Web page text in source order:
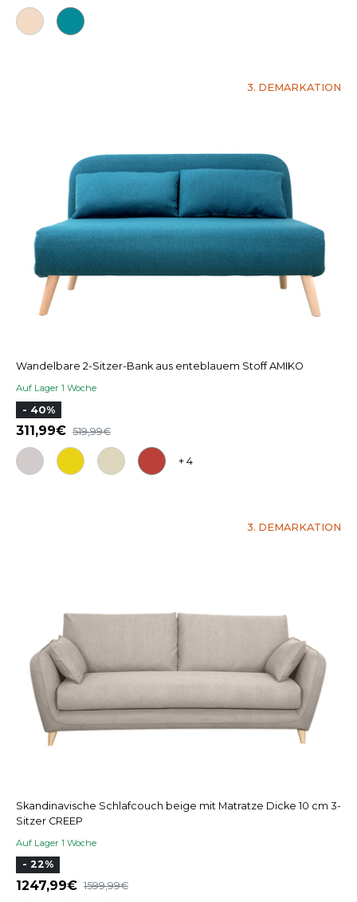
3. DEMARKATION
Wandelbare 2-Sitzer-Bank aus enteblauem Stoff AMIKO
Auf Lager 1 Woche
- 40%
311,99 519,99
+ 4
3. DEMARKATION
Skandinavische Schlafcouch beige mit Matratze Dicke 10 cm 3-
Sitzer CREEP
Auf Lager 1 Woche
- 22%
1247,99 1599,99